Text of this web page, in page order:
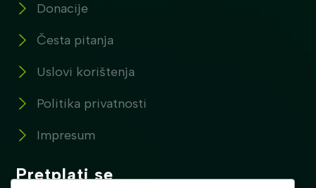
Donacije
Česta pitanja
Uslovi korištenja
Politika privatnosti
Impresum
Pretplati se